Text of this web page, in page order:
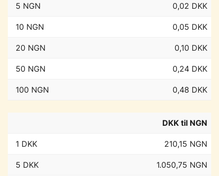
5 NGN 0,02 DKK
10 NGN 0,05 DKK
20 NGN 0,10 DKK
50 NGN 0,24 DKK
100 NGN 0,48 DKK
DKK til NGN
1 DKK 210,15 NGN
5 DKK 1.050,75 NGN